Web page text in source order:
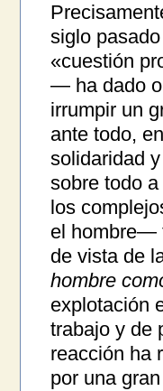
siglo
«cuestión
— ha dado
irrumpir un
ante todo,
solidaridad
sobre todo
los
el hombre—
de vista de
hombre
explotación
trabajo y de
reacción ha
por una